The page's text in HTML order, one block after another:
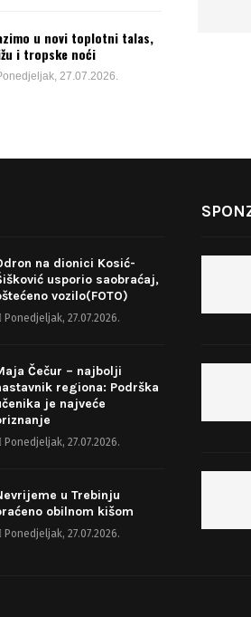
u novi toplotni talas,
i tropske noći
27.07.2026.
na dionici Kosić-
usporio saobraćaj,
vozilo(FOTO)
Ponedjeljak, 27.07.2026.
Čečur – najbolji
regiona: Podrška
je najveće
Ponedjeljak, 27.07.2026.
u Trebinju
obilnom kišom
Ponedjeljak, 27.07.2026.